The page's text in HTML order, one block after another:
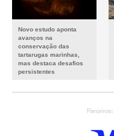
Novo estudo aponta
avanços na
conservação das
tartarugas marinhas,
mas destaca desafios
persistentes